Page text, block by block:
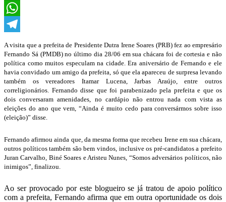
X
WhatsApp
A visita que a prefeita de Presidente Dutra Irene Soares (PRB) fez ao empresário
Fernando Sá (PMDB) no último dia 28/06 em sua chácara foi de cortesia e não
política como muitos especulam na cidade. Era aniversário de Fernando e ele
havia convidado um amigo da prefeita, só que ela apareceu de surpresa levando
também os vereadores Itamar Lucena, Jarbas Araújo, entre outros
correligionários. Fernando disse que foi parabenizado pela prefeita e que os
dois conversaram amenidades, no cardápio não entrou nada com vista as
eleições do ano que vem, “Ainda é muito cedo para conversármos sobre isso
(eleição)” disse.
Fernando afirmou ainda que, da mesma forma que recebeu Irene em sua chácara,
outros políticos também são bem vindos, inclusive os pré-candidatos a prefeito
Juran Carvalho, Biné Soares e Aristeu Nunes, “Somos adversários políticos, não
inimigos”, finalizou.
Ao ser provocado por este blogueiro se já tratou de apoio político
com a prefeita, Fernando afirma que em outra oportunidade os dois